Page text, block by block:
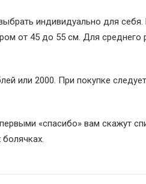
индивидуально для
от 45 до 55 см. Для среднего
или 2000. При покупке
«спасибо» вам скажут